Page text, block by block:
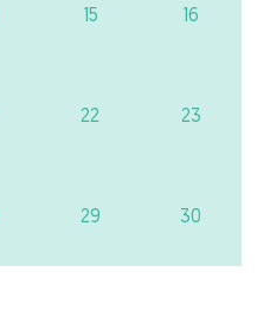
15 16
22 23
29 30